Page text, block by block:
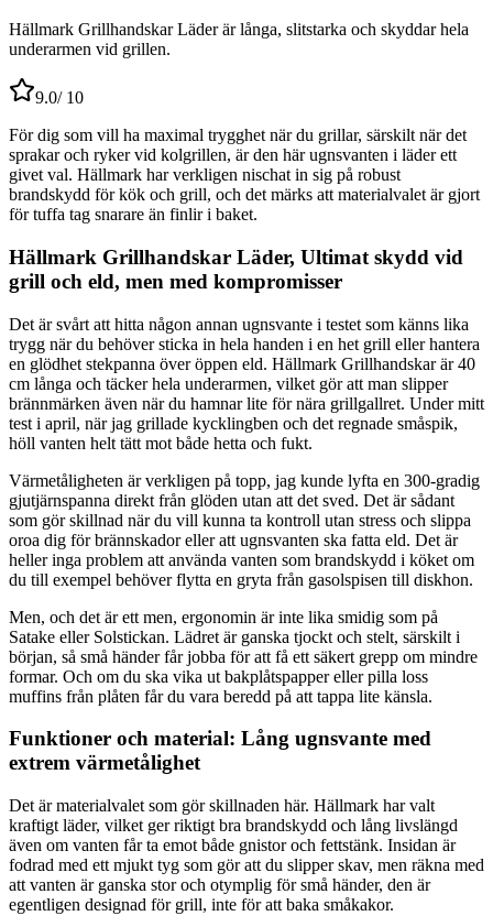
Hällmark Grillhandskar Läder är långa, slitstarka och skyddar hela
underarmen vid grillen.
9.0/ 10
För dig som vill ha maximal trygghet när du grillar, särskilt när det
sprakar och ryker vid kolgrillen, är den här ugnsvanten i läder ett
givet val. Hällmark har verkligen nischat in sig på robust
brandskydd för kök och grill, och det märks att materialvalet är gjort
för tuffa tag snarare än finlir i baket.
Hällmark Grillhandskar Läder, Ultimat skydd vid
grill och eld, men med kompromisser
Det är svårt att hitta någon annan ugnsvante i testet som känns lika
trygg när du behöver sticka in hela handen i en het grill eller hantera
en glödhet stekpanna över öppen eld. Hällmark Grillhandskar är 40
cm långa och täcker hela underarmen, vilket gör att man slipper
brännmärken även när du hamnar lite för nära grillgallret. Under mitt
test i april, när jag grillade kycklingben och det regnade småspik,
höll vanten helt tätt mot både hetta och fukt.
Värmetåligheten är verkligen på topp, jag kunde lyfta en 300-gradig
gjutjärnspanna direkt från glöden utan att det sved. Det är sådant
som gör skillnad när du vill kunna ta kontroll utan stress och slippa
oroa dig för brännskador eller att ugnsvanten ska fatta eld. Det är
heller inga problem att använda vanten som brandskydd i köket om
du till exempel behöver flytta en gryta från gasolspisen till diskhon.
Men, och det är ett men, ergonomin är inte lika smidig som på
Satake eller Solstickan. Lädret är ganska tjockt och stelt, särskilt i
början, så små händer får jobba för att få ett säkert grepp om mindre
formar. Och om du ska vika ut bakplåtspapper eller pilla loss
muffins från plåten får du vara beredd på att tappa lite känsla.
Funktioner och material: Lång ugnsvante med
extrem värmetålighet
Det är materialvalet som gör skillnaden här. Hällmark har valt
kraftigt läder, vilket ger riktigt bra brandskydd och lång livslängd
även om vanten får ta emot både gnistor och fettstänk. Insidan är
fodrad med ett mjukt tyg som gör att du slipper skav, men räkna med
att vanten är ganska stor och otymplig för små händer, den är
egentligen designad för grill, inte för att baka småkakor.